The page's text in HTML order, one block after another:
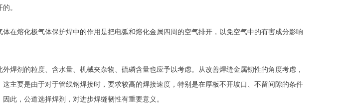
。
熔化极气体保护焊中的作用是把电弧和熔化金属四周的空气排开，以免空气中的有害成分影响
剂的粒度、含水量、机械夹杂物、硫磷含量也应予以考虑。从改善焊缝金属韧性的角度考虑，
主要是由于对于管线钢焊接时，要求较高的焊接速度，特别是在厚板不开坡口、不留间隙的条件
此，公道选择焊剂，对进步焊缝韧性有重要意义。